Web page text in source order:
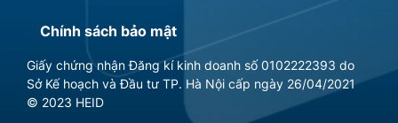
Chính sách bảo mật
Giấy chứng nhận Đăng kí kinh doanh số 0102222393 do
Sở Kế hoạch và Đầu tư TP. Hà Nội cấp ngày 26/04/2021
© 2023 HEID